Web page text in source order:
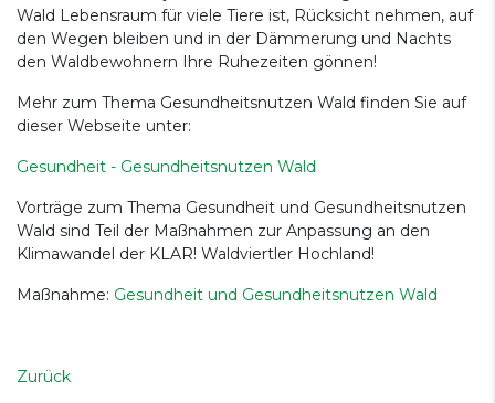
Wald Lebensraum für viele Tiere ist, Rücksicht nehmen, auf
den Wegen bleiben und in der Dämmerung und Nachts
den Waldbewohnern Ihre Ruhezeiten gönnen!
Mehr zum Thema Gesundheitsnutzen Wald finden Sie auf
dieser Webseite unter:
Gesundheit - Gesundheitsnutzen Wald
Vorträge zum Thema Gesundheit und Gesundheitsnutzen
Wald sind Teil der Maßnahmen zur Anpassung an den
Klimawandel der KLAR! Waldviertler Hochland!
Maßnahme: Gesundheit und Gesundheitsnutzen Wald
Zurück